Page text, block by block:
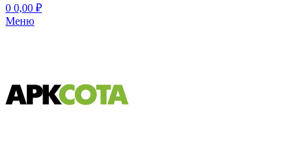
0 0,00 ₽
Меню